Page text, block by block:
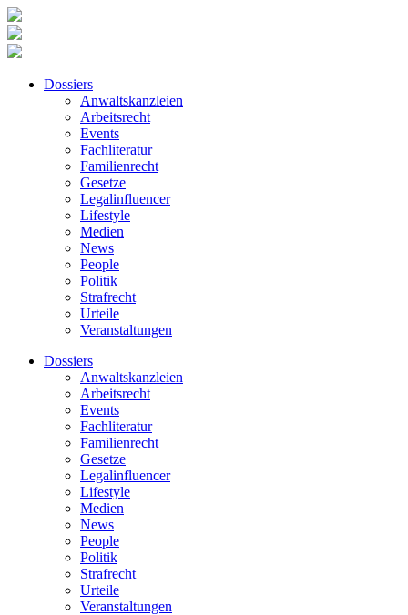
Dossiers
Anwaltskanzleien
Arbeitsrecht
Events
Fachliteratur
Familienrecht
Gesetze
Legalinfluencer
Lifestyle
Medien
News
People
Politik
Strafrecht
Urteile
Veranstaltungen
Dossiers
Anwaltskanzleien
Arbeitsrecht
Events
Fachliteratur
Familienrecht
Gesetze
Legalinfluencer
Lifestyle
Medien
News
People
Politik
Strafrecht
Urteile
Veranstaltungen